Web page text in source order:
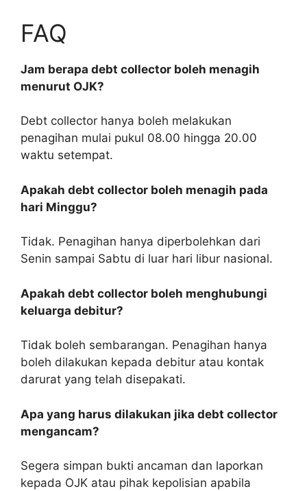
FAQ
Jam berapa debt collector boleh menagih
menurut OJK?
Debt collector hanya boleh melakukan
penagihan mulai pukul 08.00 hingga 20.00
waktu setempat.
Apakah debt collector boleh menagih pada
hari Minggu?
Tidak. Penagihan hanya diperbolehkan dari
Senin sampai Sabtu di luar hari libur nasional.
Apakah debt collector boleh menghubungi
keluarga debitur?
Tidak boleh sembarangan. Penagihan hanya
boleh dilakukan kepada debitur atau kontak
darurat yang telah disepakati.
Apa yang harus dilakukan jika debt collector
mengancam?
Segera simpan bukti ancaman dan laporkan
kepada OJK atau pihak kepolisian apabila